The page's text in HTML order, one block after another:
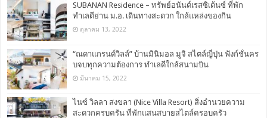
SUBANAN Residence – ทรัพย์อนันต์เรสซิเด้นซ์ ที่พัก
ทำเลดีย่าน ม.อ. เดินทางสะดวก ใกล้แหล่งของกิน
ตุลาคม 13, 2022
“ณดาแกรนด์วิลล์” บ้านมินิมอล มูจิ สไตล์ญี่ปุ่น ฟังก์ชั่นคร
บจบทุกความต้องการ ทำเลดีใกล้สนามบิน
มีนาคม 15, 2022
ไนซ์ วิลลา สงขลา (Nice Villa Resort) สิ่งอำนวยความ
สะดวกครบครัน ที่พักแสนสบายสไตล์ครอบครัว